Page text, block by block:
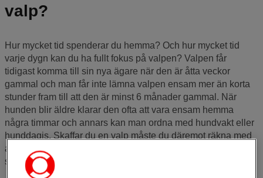
valp?
Hur mycket tid spenderar du hemma? Och hur mycket tid
varje dygn kan du ha fullt fokus på valpen? Valpen får
tidigast komma till sin nya ägare när den är åtta veckor
gammal och man får inte lämna valpen ensam mer än korta
stunder fram till att den är minst 6 månader gammal. När
hunden blir äldre klarar den ofta att vara ensam hemma
några timmar och annars kan man ordna med hundvakt eller
hunddagis. Skaffar du en valp måste du däremot räkna med
att du själv eller någon annan i familjen tar hand om valpen i
stort sett dygnet runt de första månaderna.